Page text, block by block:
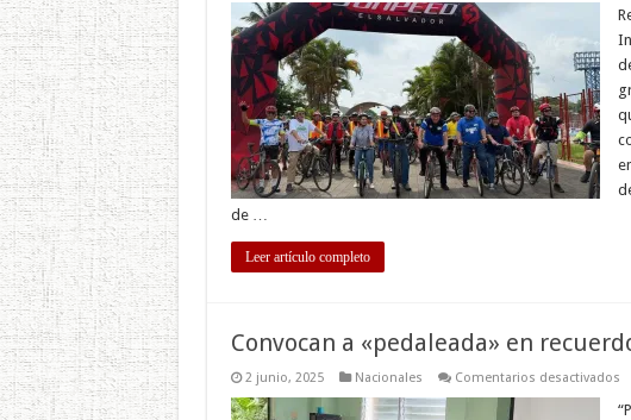
el
de
la
a
de …
Leer artículo completo
Convocan a «pedaleada» en
2 junio, 2025 Nacionales Comentarios desactivadosen
a